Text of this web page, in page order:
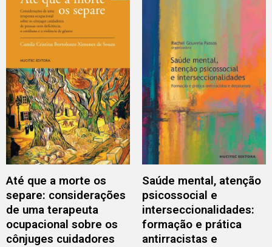
Até que a morte os
separe: considerações
de uma terapeuta
ocupacional sobre os
cônjuges cuidadores
Saúde mental, atenção
psicossocial e
interseccionalidades:
formação e prática
antirracistas e